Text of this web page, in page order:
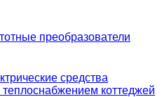
преобразователи
средства
коттеджей